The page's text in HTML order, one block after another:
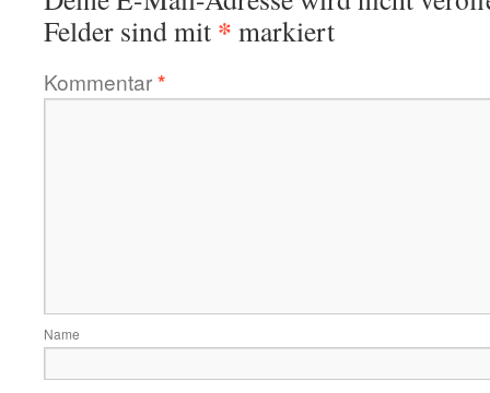
Felder sind mit * markiert
Kommentar*
Name